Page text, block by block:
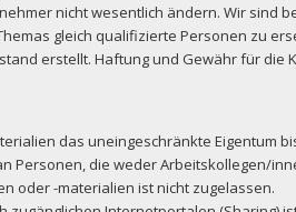
nicht wesentlich ändern. Wir sind
gleich qualifizierte Personen zu
erstellt. Haftung und Gewähr für die
das uneingeschränkte Eigentum
Personen, die weder Arbeitskollegen/
oder -materialien ist nicht zugelassen.